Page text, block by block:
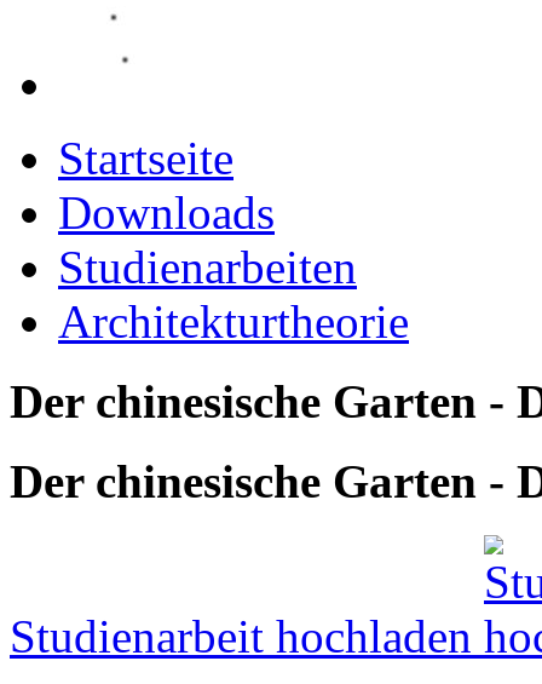
Startseite
Downloads
Studienarbeiten
Architekturtheorie
Der chinesische Garten
Der chinesische Garten -
Studienarbeit hochladen